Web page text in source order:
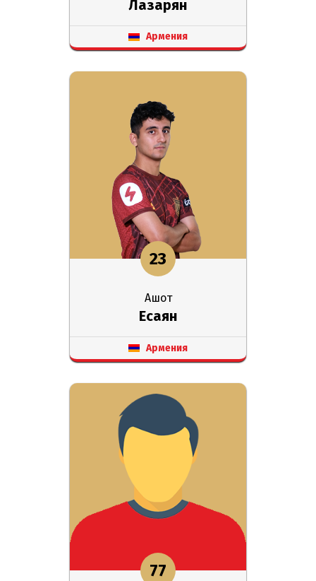
Лазарян
Армения
23
Ашот
Есаян
Армения
77